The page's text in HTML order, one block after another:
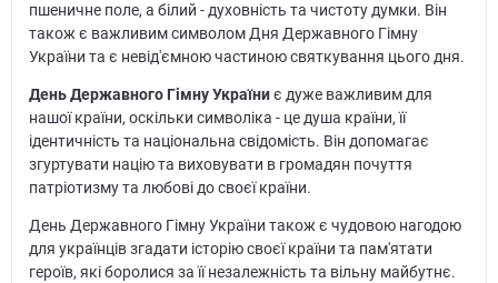
пшеничне поле, а білий - духовність та чистоту думки. Він
також є важливим символом Дня Державного Гімну
України та є невід'ємною частиною святкування цього дня.
День Державного Гімну Україниє дуже важливим для
нашої країни, оскільки символіка - це душа країни, її
ідентичність та національна свідомість. Він допомагає
згуртувати націю та виховувати в громадян почуття
патріотизму та любові до своєї країни.
День Державного Гімну України також є чудовою нагодою
для українців згадати історію своєї країни та пам'ятати
героїв, які боролися за її незалежність та вільну майбутнє.